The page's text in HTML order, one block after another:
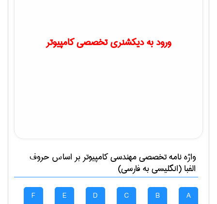
ورود به دیکشنری تخصصی کامپیوتر
واژه نامه تخصصیمهندسی كامپيوتربر اساس حروف
الفبا (انگلیسی به فارسی)
A
B
C
D
E
F